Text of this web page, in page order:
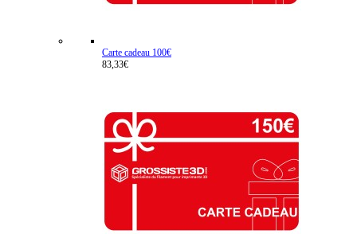
Carte cadeau 100€
83,33€